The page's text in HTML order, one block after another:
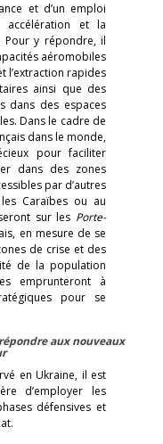
et d’un emploi
et la
Pour y répondre, il
aéromobiles
l’extraction rapides
ainsi que des
dans des espaces
Dans le cadre de
dans le monde,
pour faciliter
dans des zones
par d’autres
Caraïbes ou au
sur les Porte-
en mesure de se
de crise et des
de la population
emprunteront à
pour se
aux nouveaux
en Ukraine, il est
d’employer les
défensives et